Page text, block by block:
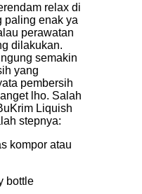
relax di
paling enak ya
perawatan
dilakukan.
semakin
yang
pembersih
lho. Salah
Liquish
stepnya:
kompor atau
bottle